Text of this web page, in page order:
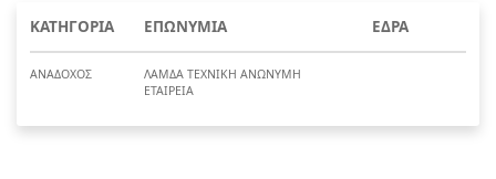
ΚΑΤΗΓΟΡΙΑ ΕΠΩΝΥΜΙΑ ΕΔΡΑ
ΑΝΑΔΟΧΟΣ
ΛΑΜΔΑ ΤΕΧΝΙΚΗ ΑΝΩΝΥΜΗ
ΕΤΑΙΡΕΙΑ